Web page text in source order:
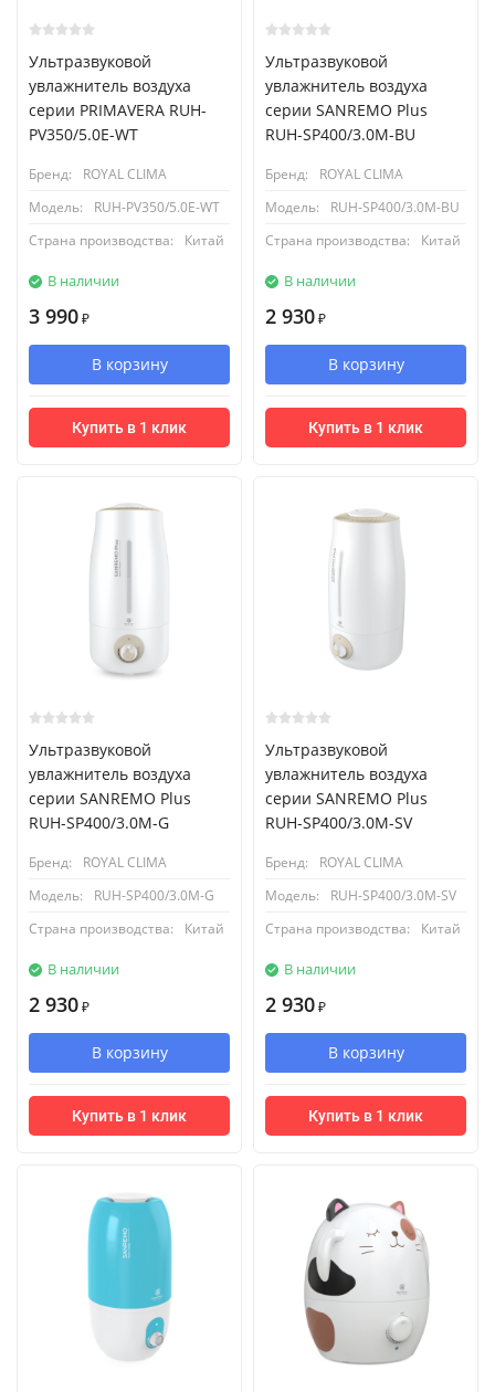
Ультразвуковой
увлажнитель воздуха
серии PRIMAVERA RUH-
PV350/5.0E-WT
Бренд:
ROYAL CLIMA
Модель:
RUH-PV350/5.0E-WT
Страна производства:
Китай
В наличии
3 990 ₽
В корзину
Купить в 1 клик
Ультразвуковой
увлажнитель воздуха
серии SANREMO Plus
RUH-SP400/3.0M-BU
Бренд:
ROYAL CLIMA
Модель:
RUH-SP400/3.0M-BU
Страна производства:
Китай
В наличии
2 930 ₽
В корзину
Купить в 1 клик
Ультразвуковой
увлажнитель воздуха
серии SANREMO Plus
RUH-SP400/3.0M-G
Бренд:
ROYAL CLIMA
Модель:
RUH-SP400/3.0M-G
Страна производства:
Китай
В наличии
2 930 ₽
В корзину
Купить в 1 клик
Ультразвуковой
увлажнитель воздуха
серии SANREMO Plus
RUH-SP400/3.0M-SV
Бренд:
ROYAL CLIMA
Модель:
RUH-SP400/3.0M-SV
Страна производства:
Китай
В наличии
2 930 ₽
В корзину
Купить в 1 клик